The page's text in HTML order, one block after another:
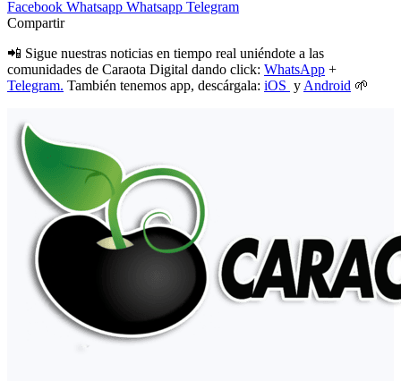
Facebook Whatsapp Whatsapp Telegram
Compartir
📲 Sigue nuestras noticias en tiempo real uniéndote a las
comunidades de Caraota Digital dando click: WhatsApp +
Telegram. También tenemos app, descárgala: iOS y Android 🌱